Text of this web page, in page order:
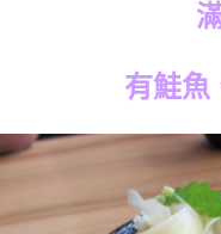
有鮭魚